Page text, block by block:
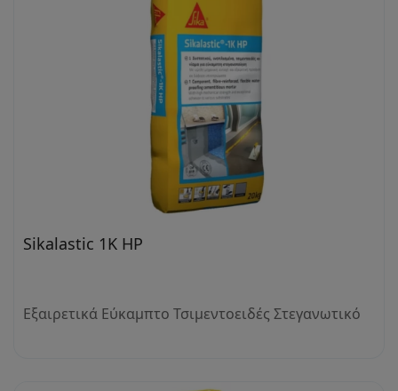
Sikalastic 1K HP
Εξαιρετικά Εύκαμπτο Τσιμεντοειδές Στεγανωτικό